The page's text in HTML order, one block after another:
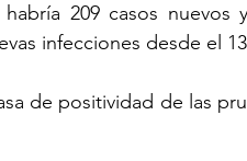
209 casos nuevos
infecciones desde el
de positividad de las